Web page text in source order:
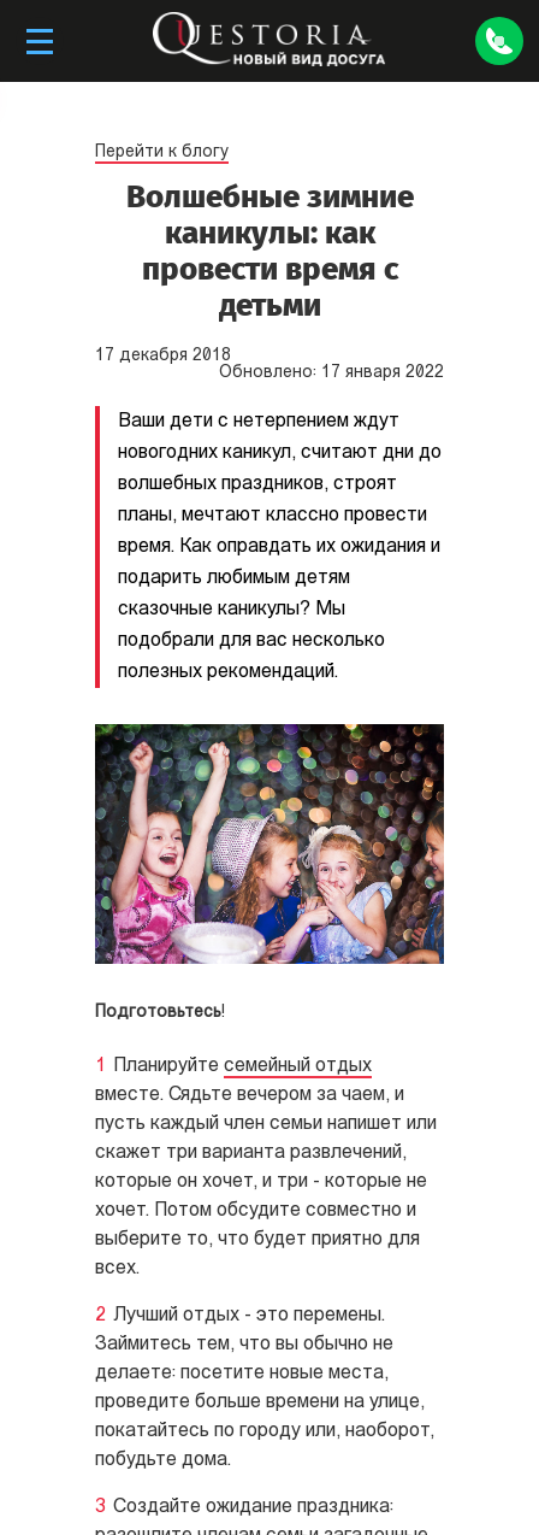
Перейти к блогу
Волшебные зимние
каникулы: как
провести время c
детьми
17 декабря 2018
Обновлено: 17 января 2022
Ваши дети с нетерпением ждут
новогодних каникул, считают дни до
волшебных праздников, строят
планы, мечтают классно провести
время. Как оправдать их ожидания и
подарить любимым детям
сказочные каникулы? Мы
подобрали для вас несколько
полезных рекомендаций.
Подготовьтесь!
Планируйте семейный отдых
вместе. Сядьте вечером за чаем, и
пусть каждый член семьи напишет или
скажет три варианта развлечений,
которые он хочет, и три - которые не
хочет. Потом обсудите совместно и
выберите то, что будет приятно для
всех.
Лучший отдых - это перемены.
Займитесь тем, что вы обычно не
делаете: посетите новые места,
проведите больше времени на улице,
покатайтесь по городу или, наоборот,
побудьте дома.
Создайте ожидание праздника: